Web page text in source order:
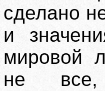
сделано
и
мировой
не